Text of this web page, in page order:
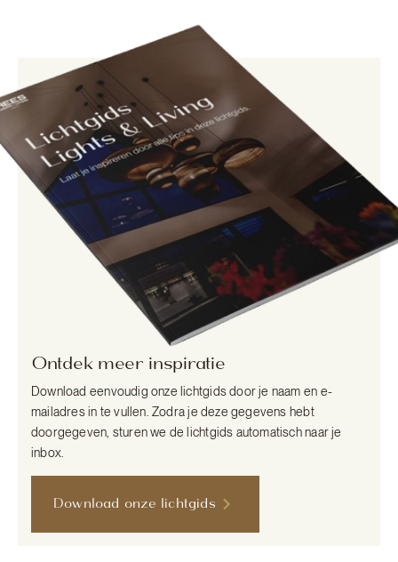
Ontdek meer inspiratie
Download eenvoudig onze lichtgids door je naam en e-
mailadres in te vullen. Zodra je deze gegevens hebt
doorgegeven, sturen we de lichtgids automatisch naar je
inbox.
Download onze lichtgids